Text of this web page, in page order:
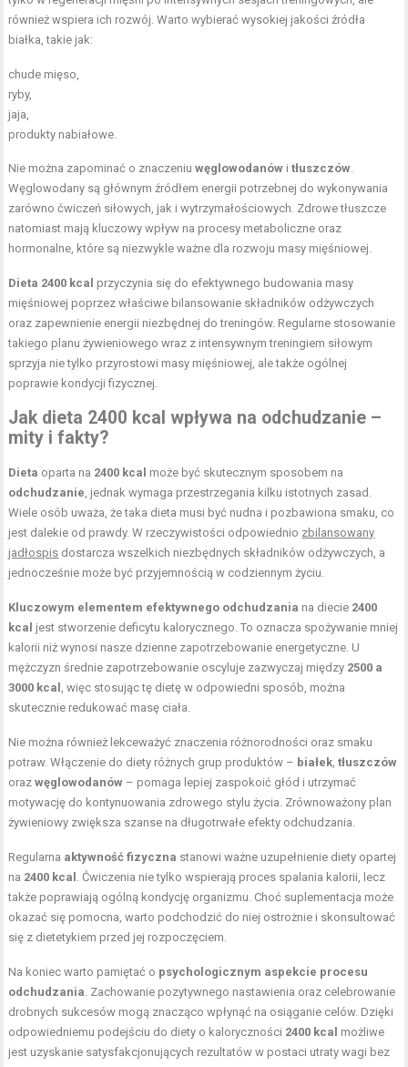
również wspiera ich rozwój. Warto wybierać wysokiej jakości źródła
białka, takie jak:
chude mięso,
ryby,
jaja,
produkty nabiałowe.
Nie można zapominać o znaczeniuwęglowodanów itłuszczów.
Węglowodany są głównym źródłem energii potrzebnej do wykonywania
zarówno ćwiczeń siłowych, jak i wytrzymałościowych. Zdrowe tłuszcze
natomiast mają kluczowy wpływ na procesy metaboliczne oraz
hormonalne, które są niezwykle ważne dla rozwoju masy mięśniowej.
Dieta 2400 kcal przyczynia się do efektywnego budowania masy
mięśniowej poprzez właściwe bilansowanie składników odżywczych
oraz zapewnienie energii niezbędnej do treningów. Regularne stosowanie
takiego planu żywieniowego wraz z intensywnym treningiem siłowym
sprzyja nie tylko przyrostowi masy mięśniowej, ale także ogólnej
poprawie kondycji fizycznej.
Jak dieta 2400 kcal wpływa na odchudzanie –
mity i fakty?
Dieta oparta na 2400 kcal może być skutecznym sposobem na
odchudzanie, jednak wymaga przestrzegania kilku istotnych zasad.
Wiele osób uważa, że taka dieta musi być nudna i pozbawiona smaku, co
jest dalekie od prawdy. W rzeczywistości odpowiednio zbilansowany
jadłospis dostarcza wszelkich niezbędnych składników odżywczych, a
jednocześnie może być przyjemnością w codziennym życiu.
Kluczowym elementem efektywnego odchudzania na diecie 2400
kcal jest stworzenie deficytu kalorycznego. To oznacza spożywanie mniej
kalorii niż wynosi nasze dzienne zapotrzebowanie energetyczne. U
mężczyzn średnie zapotrzebowanie oscyluje zazwyczaj między 2500 a
3000 kcal , więc stosując tę dietę w odpowiedni sposób, można
skutecznie redukować masę ciała.
Nie można również lekceważyć znaczenia różnorodności oraz smaku
potraw. Włączenie do diety różnych grup produktów – białek,tłuszczów
orazwęglowodanów – pomaga lepiej zaspokoić głód i utrzymać
motywację do kontynuowania zdrowego stylu życia. Zrównoważony plan
żywieniowy zwiększa szanse na długotrwałe efekty odchudzania.
Regularna aktywność fizyczna stanowi ważne uzupełnienie diety opartej
na 2400 kcal . Ćwiczenia nie tylko wspierają proces spalania kalorii, lecz
także poprawiają ogólną kondycję organizmu. Choć suplementacja może
okazać się pomocna, warto podchodzić do niej ostrożnie i skonsultować
się z dietetykiem przed jej rozpoczęciem.
Na koniec warto pamiętać o psychologicznym aspekcie procesu
odchudzania. Zachowanie pozytywnego nastawienia oraz celebrowanie
drobnych sukcesów mogą znacząco wpłynąć na osiąganie celów. Dzięki
odpowiedniemu podejściu do diety o kaloryczności 2400 kcal możliwe
jest uzyskanie satysfakcjonujących rezultatów w postaci utraty wagi bez